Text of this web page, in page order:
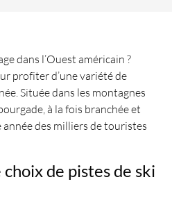
dans l’Ouest américain ?
profiter d’une variété de
Située dans les montagnes
à la fois branchée et
des milliers de touristes
de pistes de ski